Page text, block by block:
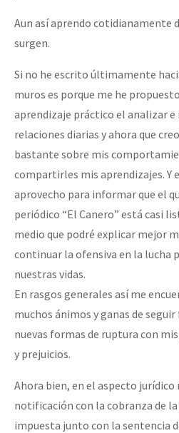
Aun así aprendo cotidianamente
surgen.
Si no he escrito últimamente
muros es porque me he
aprendizaje práctico el analizar
relaciones diarias y ahora que
bastante sobre mis
compartirles mis aprendizajes. Y
aprovecho para informar que el
periódico “El Canero” está casi
medio que podré explicar mejor
continuar la ofensiva en la lucha
nuestras vidas.
En rasgos generales así me
muchos ánimos y ganas de
nuevas formas de ruptura con
y prejuicios.
Ahora bien, en el aspecto jurídico
notificación con la cobranza de
impuesta junto con la sentencia